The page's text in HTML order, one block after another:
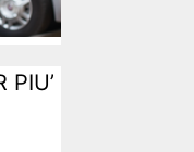
PIU’